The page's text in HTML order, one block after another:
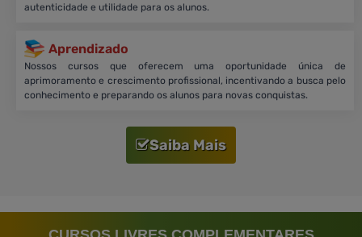
autenticidade e utilidade para os alunos.
Aprendizado
Nossos cursos que oferecem uma oportunidade única de
aprimoramento e crescimento profissional, incentivando a busca pelo
conhecimento e preparando os alunos para novas conquistas.
Saiba Mais